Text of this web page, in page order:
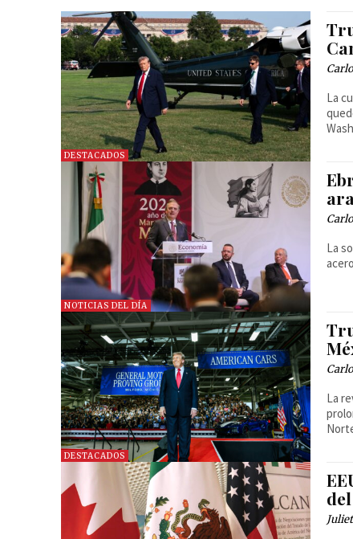
DESTACADOS
La
NOTICIAS DEL DÍA
La
DESTACADOS
La